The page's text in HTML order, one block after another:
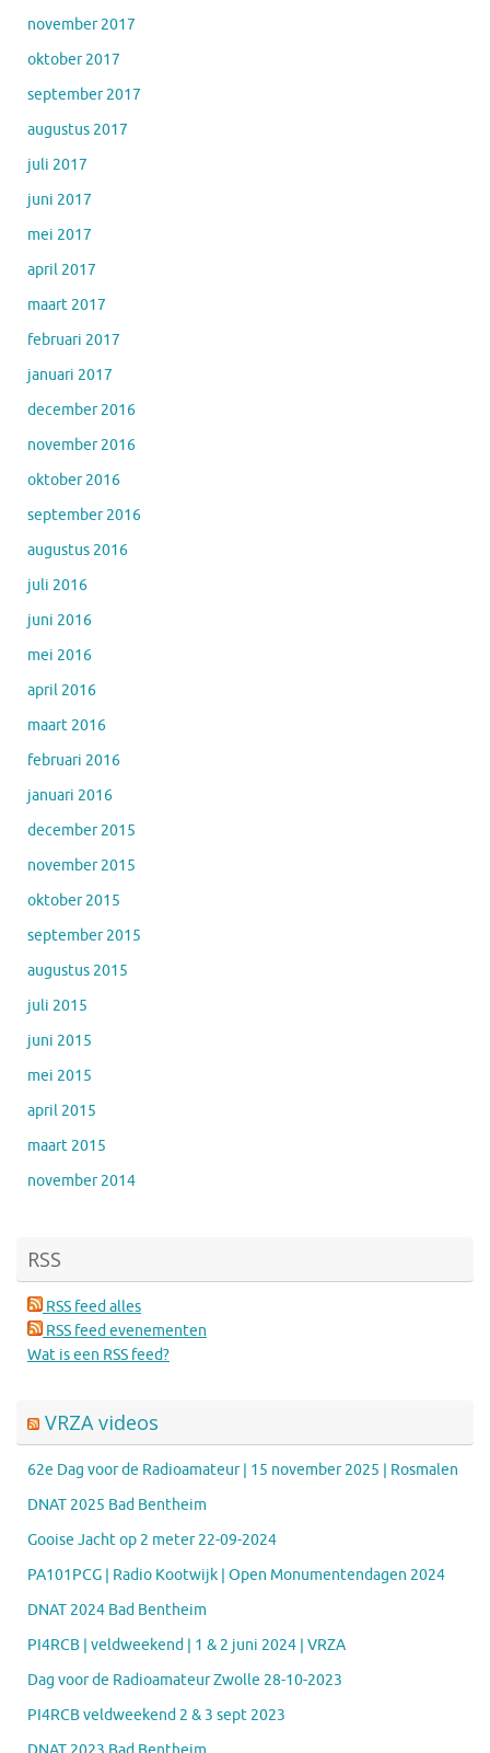
november 2017
oktober 2017
september 2017
augustus 2017
juli 2017
juni 2017
mei 2017
april 2017
maart 2017
februari 2017
januari 2017
december 2016
november 2016
oktober 2016
september 2016
augustus 2016
juli 2016
juni 2016
mei 2016
april 2016
maart 2016
februari 2016
januari 2016
december 2015
november 2015
oktober 2015
september 2015
augustus 2015
juli 2015
juni 2015
mei 2015
april 2015
maart 2015
november 2014
RSS
RSS feed alles
RSS feed evenementen
Wat is een RSS feed?
VRZA videos
62e Dag voor de Radioamateur | 15 november 2025 | Rosmalen
DNAT 2025 Bad Bentheim
Gooise Jacht op 2 meter 22-09-2024
PA101PCG | Radio Kootwijk | Open Monumentendagen 2024
DNAT 2024 Bad Bentheim
PI4RCB | veldweekend | 1 & 2 juni 2024 | VRZA
Dag voor de Radioamateur Zwolle 28-10-2023
PI4RCB veldweekend 2 & 3 sept 2023